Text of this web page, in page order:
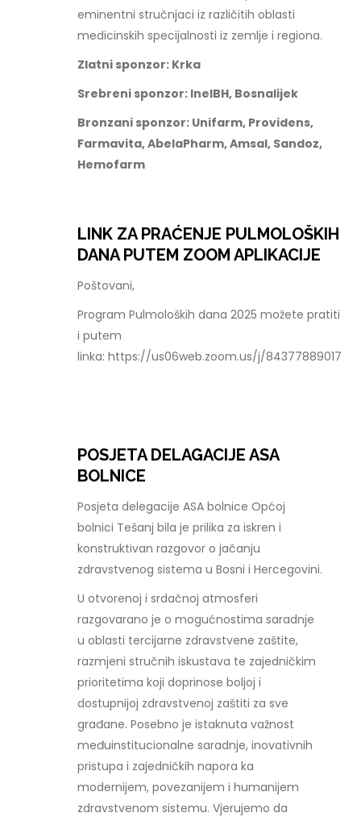
eminentni stručnjaci iz različitih oblasti
medicinskih specijalnosti iz zemlje i regiona.
Zlatni sponzor: Krka
Srebreni sponzor: InelBH, Bosnalijek
Bronzani sponzor: Unifarm, Providens,
Farmavita, AbelaPharm, Amsal, Sandoz,
Hemofarm
LINK ZA PRAĆENJE PULMOLOŠKIH
DANA PUTEM ZOOM APLIKACIJE
Poštovani,
Program Pulmoloških dana 2025 možete pratiti
i putem
linka: https://us06web.zoom.us/j/84377889017
POSJETA DELAGACIJE ASA
BOLNICE
Posjeta delegacije ASA bolnice Općoj
bolnici Tešanj bila je prilika za iskren i
konstruktivan razgovor o jačanju
zdravstvenog sistema u Bosni i Hercegovini.
U otvorenoj i srdačnoj atmosferi
razgovarano je o mogućnostima saradnje
u oblasti tercijarne zdravstvene zaštite,
razmjeni stručnih iskustava te zajedničkim
prioritetima koji doprinose boljoj i
dostupnijoj zdravstvenoj zaštiti za sve
građane. Posebno je istaknuta važnost
međuinstitucionalne saradnje, inovativnih
pristupa i zajedničkih napora ka
modernijem, povezanijem i humanijem
zdravstvenom sistemu. Vjerujemo da